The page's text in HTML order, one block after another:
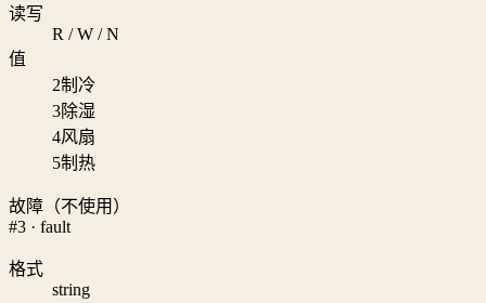
读写
R / W / N
值
2制冷
3除湿
4风扇
5制热
故障（不使用）
#3 · fault
格式
string